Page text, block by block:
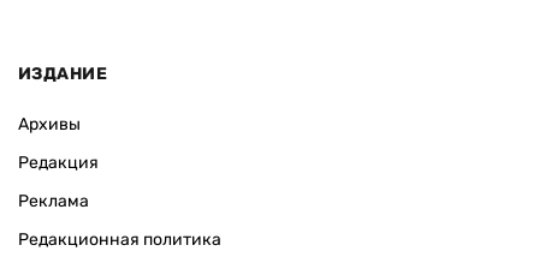
ИЗДАНИЕ
Архивы
Редакция
Реклама
Редакционная политика